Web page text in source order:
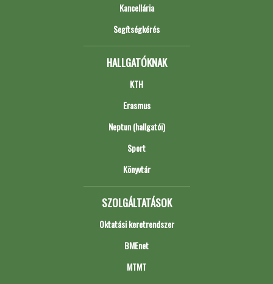
Kancellária
Segítségkérés
HALLGATÓKNAK
KTH
Erasmus
Neptun (hallgatói)
Sport
Könyvtár
SZOLGÁLTATÁSOK
Oktatási keretrendszer
BMEnet
MTMT